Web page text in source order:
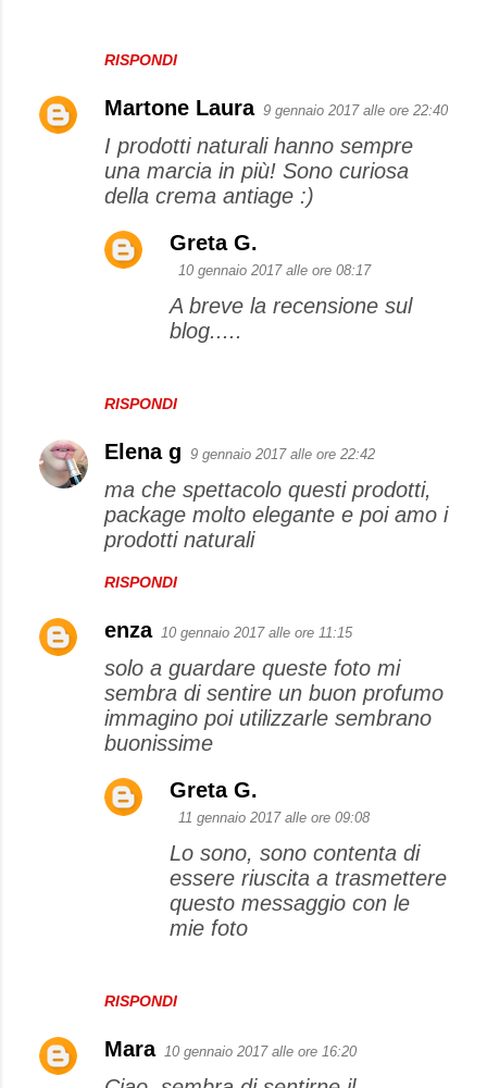
RISPONDI
Martone Laura 9 gennaio 2017 alle ore 22:40
I prodotti naturali hanno sempre
una marcia in più! Sono curiosa
della crema antiage :)
RISPONDI
Greta G.
10 gennaio 2017 alle ore 08:17
A breve la recensione sul
blog.....
Elena g 9 gennaio 2017 alle ore 22:42
ma che spettacolo questi prodotti,
package molto elegante e poi amo i
prodotti naturali
RISPONDI
enza 10 gennaio 2017 alle ore 11:15
solo a guardare queste foto mi
sembra di sentire un buon profumo
immagino poi utilizzarle sembrano
buonissime
RISPONDI
Greta G.
11 gennaio 2017 alle ore 09:08
Lo sono, sono contenta di
essere riuscita a trasmettere
questo messaggio con le
mie foto
Mara 10 gennaio 2017 alle ore 16:20